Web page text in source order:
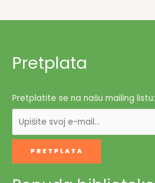
Pretplata
Pretplatite se na našu mailing listu: